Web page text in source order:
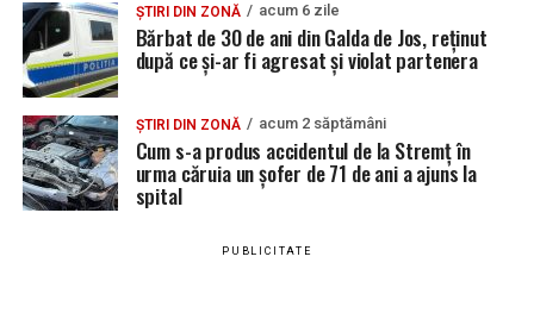
Bărbat de 30 de ani din Galda de Jos, reținut după
ce și-ar fi agresat și violat partenera
YouTube Instagram WhatsApp Facebook
Ultimele știri din Teiuș
Jaf de peste 300.000 de euro, la Teiuș. Familia
ȘTIRI DIN ZONĂ acum 6 zile
Bărbat de 30 de ani din Galda de Jos, reținut
după ce și-ar fi agresat și violat partenera
ȘTIRI DIN ZONĂ acum 2 săptămâni
Cum s-a produs accidentul de la Stremț în
urma căruia un șofer de 71 de ani a ajuns la
spital
PUBLICITATE